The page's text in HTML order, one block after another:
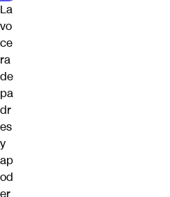
La
vo
ce
ra
de
pa
dr
es
y
ap
od
er